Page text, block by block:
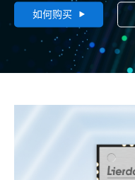
如何购买